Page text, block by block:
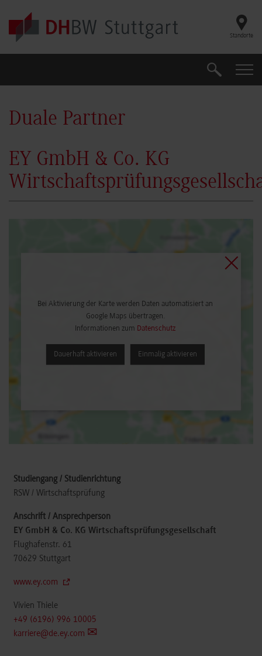
Skip to main content
Standorte
Suche
Duale Partner
EY GmbH & Co. KG
Bei Aktivierung der Karte werden Daten automatisiert an
Google Maps übertragen.
Informationen zum Datenschutz
Dauerhaft aktivieren Einmalig aktivieren
RSW / Wirtschaftsprüfung
EY GmbH & Co. KG Wirtschaftsprüfungsgesellschaft
Flughafenstr. 61
70629 Stuttgart
www.ey.com
Vivien Thiele
+49 (6196) 996 10005
karriere@de.ey.com